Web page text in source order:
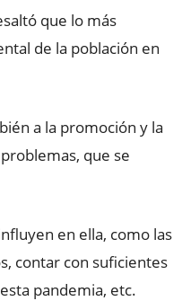
que lo más
de la población en
a la promoción y la
que se
en ella, como las
contar con suficientes
pandemia, etc.